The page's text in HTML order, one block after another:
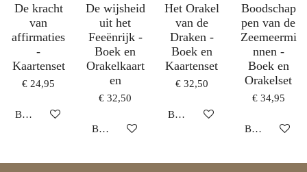
De kracht
van
affirmaties
-
Kaartenset
€ 24,95
Bekijk details
De wijsheid
uit het
Feeënrijk -
Boek en
Orakelkaart
en
€ 32,50
Bekijk details
Het Orakel
van de
Draken -
Boek en
Kaartenset
€ 32,50
Bekijk details
Boodschap
pen van de
Zeemeermi
nnen -
Boek en
Orakelset
€ 34,95
Bekijk details